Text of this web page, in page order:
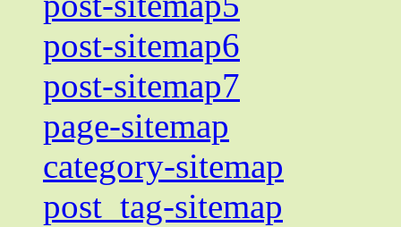
post-sitemap6
post-sitemap7
page-sitemap
category-sitemap
post_tag-sitemap